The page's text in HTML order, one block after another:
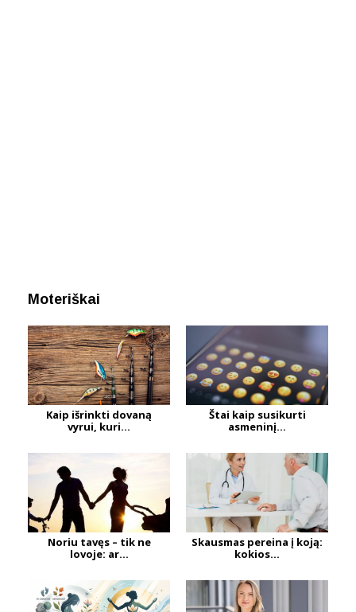
Moteriškai
Kaip išrinkti dovaną
vyrui, kuri...
Štai kaip susikurti
asmeninį...
Noriu tavęs – tik ne
lovoje: ar...
Skausmas pereina į koją:
kokios...